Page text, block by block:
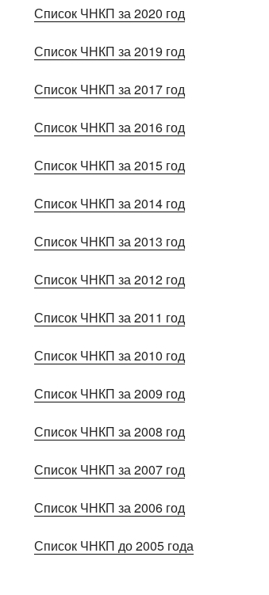
Список ЧНКП за 2020 год
Список ЧНКП за 2019 год
Список ЧНКП за 2017 год
Список ЧНКП за 2016 год
Список ЧНКП за 2015 год
Список ЧНКП за 2014 год
Список ЧНКП за 2013 год
Список ЧНКП за 2012 год
Список ЧНКП за 2011 год
Список ЧНКП за 2010 год
Список ЧНКП за 2009 год
Список ЧНКП за 2008 год
Список ЧНКП за 2007 год
Список ЧНКП за 2006 год
Список ЧНКП до 2005 года